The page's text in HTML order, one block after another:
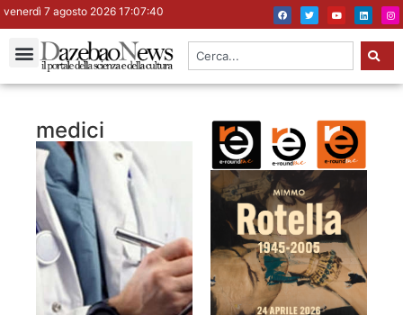
venerdì 7 agosto 2026 17:07:41
medici